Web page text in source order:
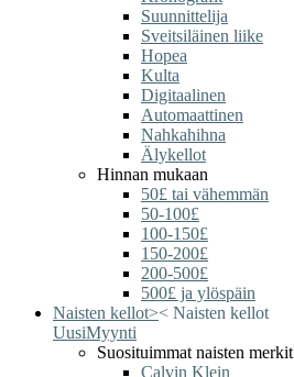
Suunnittelija
Sveitsiläinen liike
Hopea
Kulta
Digitaalinen
Automaattinen
Nahkahihna
Älykellot
Hinnan mukaan
50£ tai vähemmän
50-100£
100-150£
150-200£
200-500£
500£ ja ylöspäin
Naisten kellot>< Naisten kellot
UusiMyynti
Suosituimmat naisten merkit
Calvin Klein